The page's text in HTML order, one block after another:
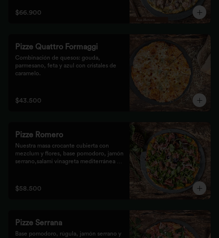
$66.900
Pizze Quattro Formaggi
Combinación de quesos: gouda,
parmesano, feta y azul con cristales de
caramelo.
$43.500
Pizze Romero
Nuestra masa crocante cubierta con
mezclum y flores, base pomodoro, jamón
serrano,salami vinagreta mediterránea y
$58.500
Pizze Serrana
Base pomodoro, rúgula, jamón serrano y